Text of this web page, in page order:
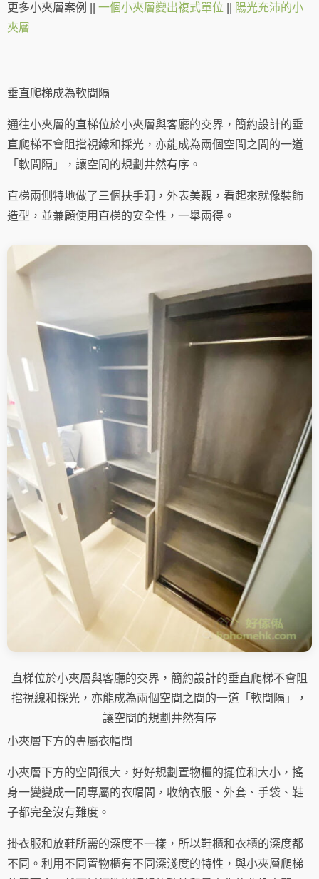
更多小夾層案例 || 一個小夾層變出複式單位
陽光充沛的小
夾層
垂直爬梯成為軟間隔
通往小夾層的直梯位於小夾層與客廳的交界，簡約設計的垂
直爬梯不會阻擋視線和採光，亦能成為兩個空間之間的一道
「軟間隔」，讓空間的規劃井然有序。
直梯兩側特地做了三個扶手洞，外表美觀，看起來就像裝飾
造型，並兼顧使用直梯的安全性，一舉兩得。
直梯位於小夾層與客廳的交界，簡約設計的垂直爬梯不會阻
擋視線和採光，亦能成為兩個空間之間的一道「軟間隔」，
讓空間的規劃井然有序
小夾層下方的專屬衣帽間
小夾層下方的空間很大，好好規劃置物櫃的擺位和大小，搖
身一變變成一間專屬的衣帽間，收納衣服、外套、手袋、鞋
子都完全沒有難度。
掛衣服和放鞋所需的深度不一樣，所以鞋櫃和衣櫃的深度都
不同。利用不同置物櫃有不同深淺度的特性，與小夾層爬梯